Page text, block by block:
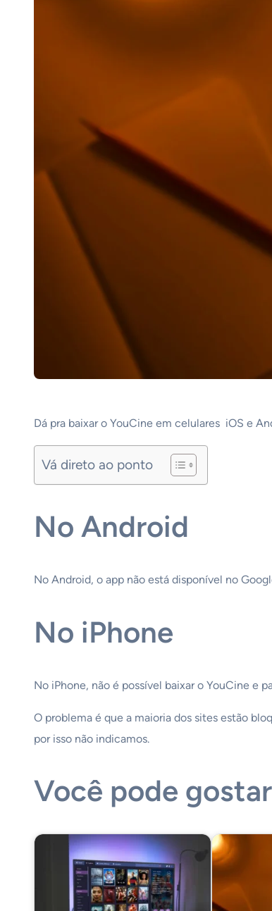
Dá pra baixar o YouCine em celulares iOS e
Vá direto ao ponto
No Android
No Android, o app não está disponível no
No iPhone
No iPhone, não é possível baixar o YouCine e
O problema é que a maioria dos sites estão
por isso não indicamos.
Você pode